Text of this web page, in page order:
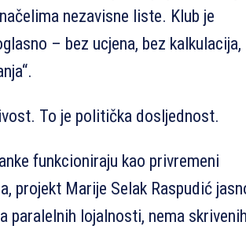
nezavisne liste. Klub je
– bez ucjena, bez kalkulacija,
To je politička dosljednost.
funkcioniraju kao privremeni
projekt Marije Selak Raspudić
paralelnih lojalnosti, nema